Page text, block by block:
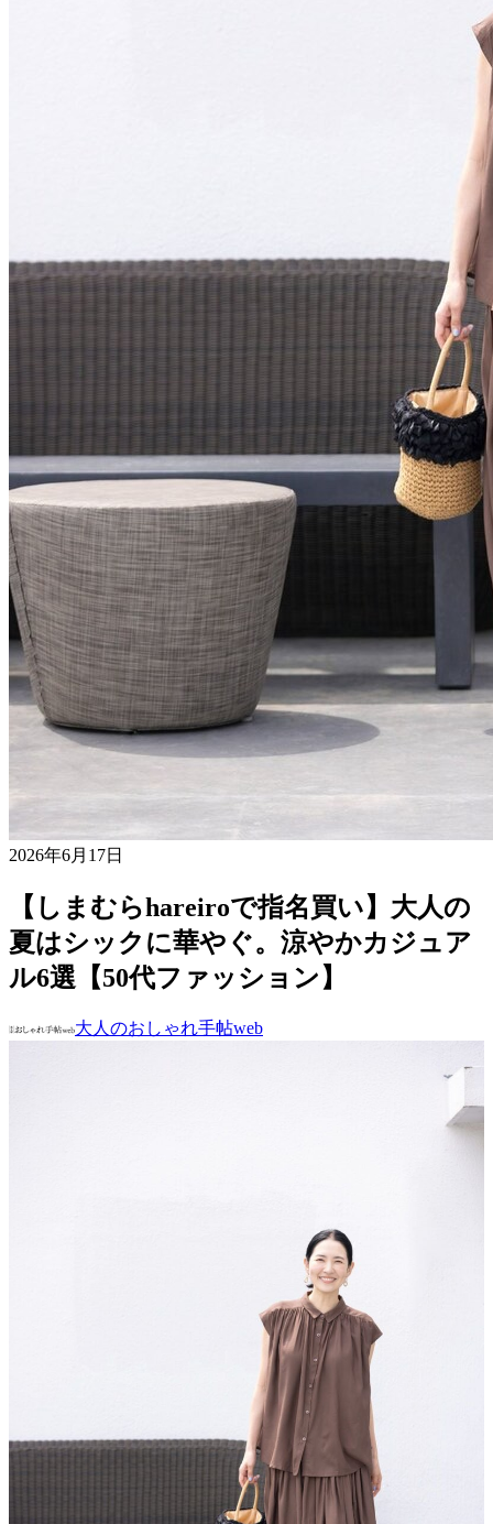
2026年6月17日
【しまむらhareiroで指名買い】大人の
夏はシックに華やぐ。涼やかカジュア
ル6選【50代ファッション】
大人のおしゃれ手帖web